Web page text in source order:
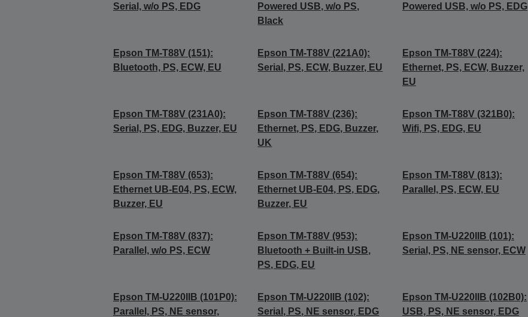
Serial, w/o PS, EDG
Powered USB, w/o PS,
Black
Powered USB, w/o PS, EDG
Epson TM-T88V (151):
Bluetooth, PS, ECW, EU
Epson TM-T88V (221A0):
Serial, PS, ECW, Buzzer, EU
Epson TM-T88V (224):
Ethernet, PS, ECW, Buzzer,
EU
Epson TM-T88V (231A0):
Serial, PS, EDG, Buzzer, EU
Epson TM-T88V (236):
Ethernet, PS, EDG, Buzzer,
UK
Epson TM-T88V (321B0):
Wifi, PS, EDG, EU
Epson TM-T88V (653):
Ethernet UB-E04, PS, ECW,
Buzzer, EU
Epson TM-T88V (654):
Ethernet UB-E04, PS, EDG,
Buzzer, EU
Epson TM-T88V (813):
Parallel, PS, ECW, EU
Epson TM-T88V (837):
Parallel, w/o PS, ECW
Epson TM-T88V (953):
Bluetooth + Built-in USB,
PS, EDG, EU
Epson TM-U220IIB (101):
Serial, PS, NE sensor, ECW
Epson TM-U220IIB (101P0):
Parallel, PS, NE sensor,
Epson TM-U220IIB (102):
Serial, PS, NE sensor, EDG
Epson TM-U220IIB (102B0):
USB, PS, NE sensor, EDG